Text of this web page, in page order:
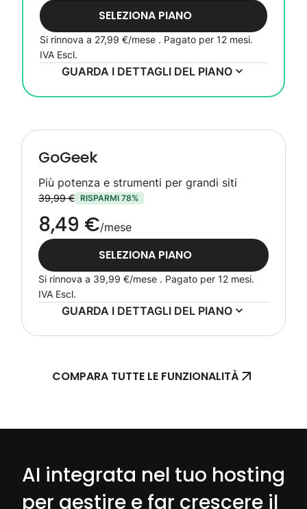
SELEZIONA PIANO
Si rinnova a 27,99 €/mese . Pagato per 12 mesi.
IVA Escl.
GUARDA I DETTAGLI DEL PIANO
GoGeek
Più potenza e strumenti per grandi siti
39,99 € RISPARMI 78%
8,49 €/mese
SELEZIONA PIANO
Si rinnova a 39,99 €/mese . Pagato per 12 mesi.
IVA Escl.
GUARDA I DETTAGLI DEL PIANO
COMPARA TUTTE LE FUNZIONALITÀ
AI integrata nel tuo hosting
per gestire e far crescere il